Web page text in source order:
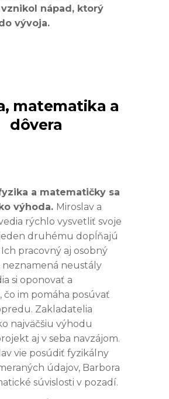
nápad, ktorý
vývoja.
matematika a
dôvera
a matematičky sa
výhoda. Miroslav a
rýchlo vysvetliť svoje
druhému dopĺňajú
pracovný aj osobný
neznamená neustály
si oponovať a
čo im pomáha posúvať
Zakladatelia
najväčšiu výhodu
aj v seba navzájom.
vie posúdiť fyzikálny
údajov, Barbora
súvislosti v pozadí.